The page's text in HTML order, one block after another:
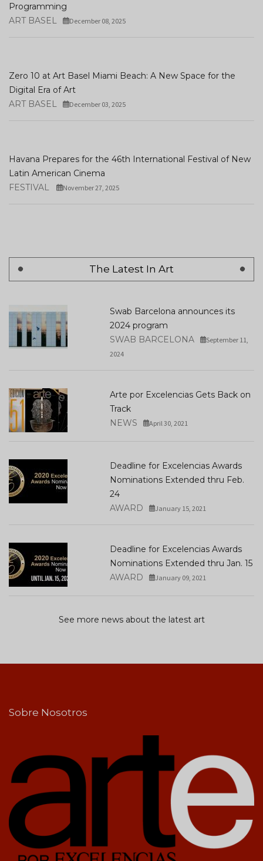
Programming
ART BASEL
December 08, 2025
Zero 10 at Art Basel Miami Beach: A New Space for the
Digital Era of Art
ART BASEL
December 03, 2025
Havana Prepares for the 46th International Festival of New
Latin American Cinema
FESTIVAL
November 27, 2025
The Latest In Art
Swab Barcelona announces its
2024 program
SWAB BARCELONA
September 11,
2024
Arte por Excelencias Gets Back on
Track
NEWS
April 30, 2021
Deadline for Excelencias Awards
Nominations Extended thru Feb.
24
AWARD
January 15, 2021
Deadline for Excelencias Awards
Nominations Extended thru Jan. 15
AWARD
January 09, 2021
See more news about the latest art
Sobre Nosotros